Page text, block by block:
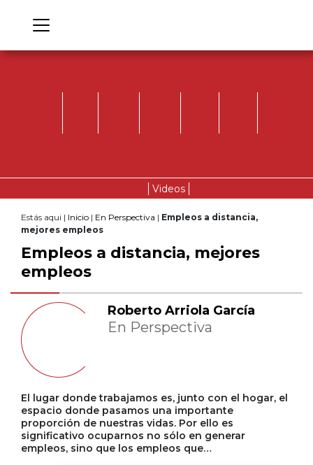
Videos
Estás aqui | Inicio | En Perspectiva | Empleos a distancia,
mejores empleos
Empleos a distancia, mejores
empleos
Roberto Arriola García
En Perspectiva
El lugar donde trabajamos es, junto con el hogar, el
espacio donde pasamos una importante
proporción de nuestras vidas. Por ello es
significativo ocuparnos no sólo en generar
empleos, sino que los empleos que…